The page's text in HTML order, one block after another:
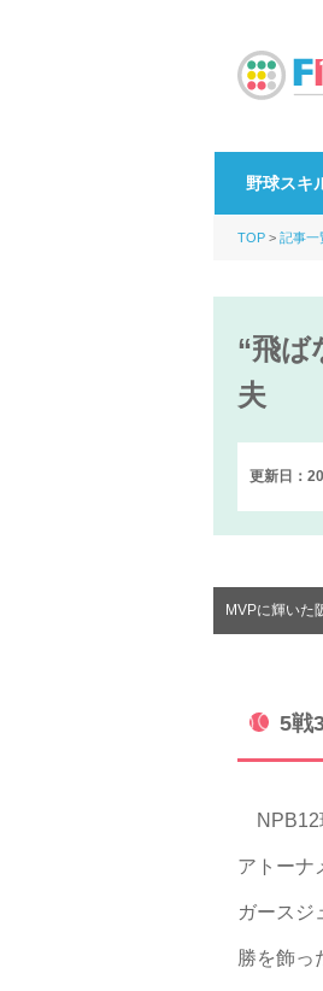
野球スキ
TOP 記事一
“飛
夫
更新日：
MVPに輝いた
5戦
NPB12
アトーナ
ガースジ
勝を飾っ